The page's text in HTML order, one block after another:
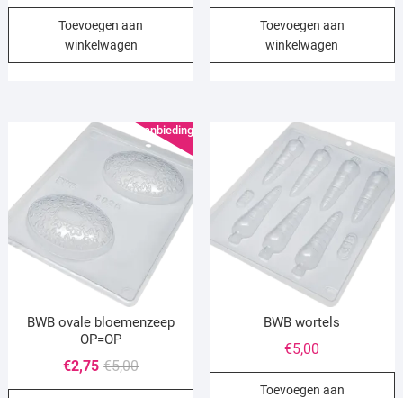
Toevoegen aan
winkelwagen
Toevoegen aan
winkelwagen
Aanbieding!
BWB ovale bloemenzeep
OP=OP
€5,00Oorspronkelijke
prijs
€2,75
Huidige
prijs
BWB wortels
€5,00
Toevoegen aan